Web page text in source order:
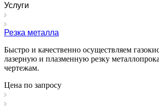
Услуги
Резка металла
Быстро и качественно осуществляем
лазерную и плазменную резку
чертежам.
Цена по запросу